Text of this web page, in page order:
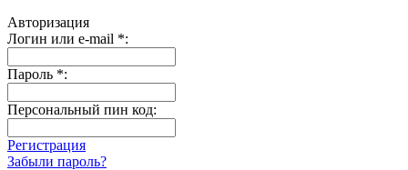
Авторизация
Логин или e-mail *:
Пароль *:
Персональный пин код:
Регистрация
Забыли пароль?